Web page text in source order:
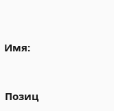
Имя:
Позиц